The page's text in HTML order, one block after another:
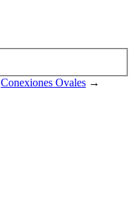
Conexiones Ovales →